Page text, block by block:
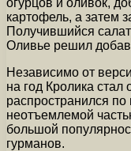
огурцов и оливок,
картофель, а затем
Получившийся
Оливье решил
Независимо от
на год Кролика
распространился
неотъемлемой
большой
гурманов.